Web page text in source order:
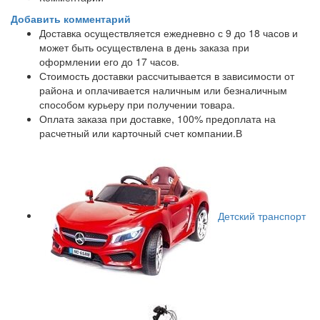
Добавить комментарий
Доставка осуществляется ежедневно с 9 до 18 часов и
может быть осуществлена в день заказа при
оформлении его до 17 часов.
Стоимость доставки рассчитывается в зависимости от
района и оплачивается наличным или безналичным
способом курьеру при получении товара.
Оплата заказа при доставке, 100% предоплата на
расчетный или карточный счет компании.В
Детский транспорт